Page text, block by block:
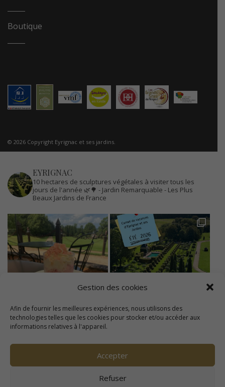
Gestion des cookies
Afin de fournir les meilleures expériences, nous utilisons des
technologies telles que les cookies pour stocker et/ou accéder aux
informations relatives à l'appareil.
Accepter
Refuser
Boutique
© 2026 Copyright Eyrignac et ses jardins.
EYRIGNAC
10 hectares de sculptures végétales à visiter tous les
jours de l'année 🌿🌳 - Jardin Remarquable - Les Plus
Beaux Jardins de France